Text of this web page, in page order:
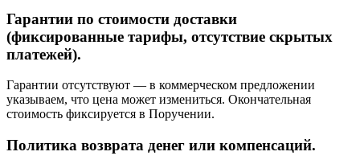
Гарантии по стоимости доставки
(фиксированные тарифы, отсутствие скрытых
платежей).
Гарантии отсутствуют — в коммерческом предложении
указываем, что цена может измениться. Окончательная
стоимость фиксируется в Поручении.
Политика возврата денег или компенсаций.